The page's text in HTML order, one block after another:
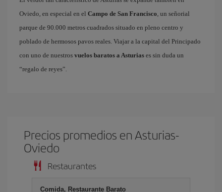
Oviedo, en especial en el Campo de San Francisco, un señorial
parque de 90.000 metros cuadrados situado en pleno centro y
poblado de hermosos pavos reales. Viajar a la capital del Principado
con uno de nuestros vuelos baratos a Asturias es sin duda un
“regalo de reyes”.
Precios promedios en Asturias-
Oviedo
Restaurantes
Comida, Restaurante Barato